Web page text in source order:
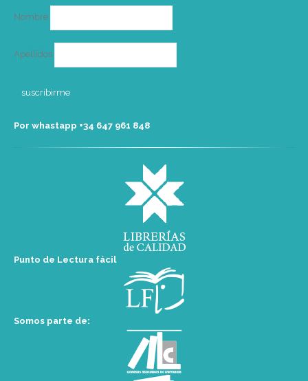
Nombre
Apellidos
Por whastapp +34 ‭647 961 848‬
Punto de Lectura fácil
Somos parte de: